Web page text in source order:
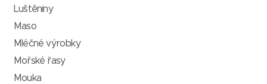
Luštěniny
Maso
Mléčné výrobky
Mořské řasy
Mouka